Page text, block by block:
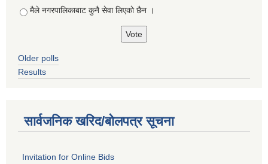
मैले नगरपालिकाबाट कुनै सेवा लिएकाे छैन ।
Older polls
Results
सार्वजनिक खरिद/बोलपत्र सूचना
Invitation for Online Bids